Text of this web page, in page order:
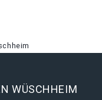
WÜSCHHEIM